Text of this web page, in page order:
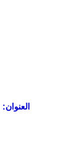
العنوان: